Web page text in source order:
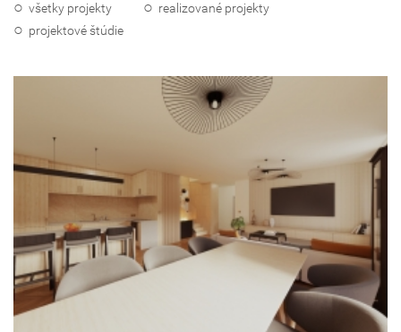
všetky projekty
realizované projekty
projektové štúdie